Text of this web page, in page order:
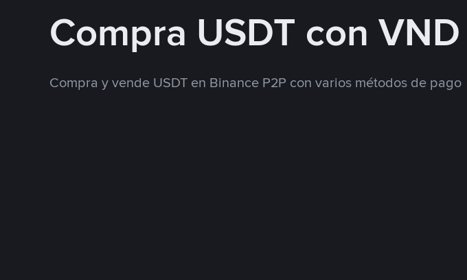
Compra USDT con VND
Compra y vende USDT en Binance P2P con varios métodos de pago